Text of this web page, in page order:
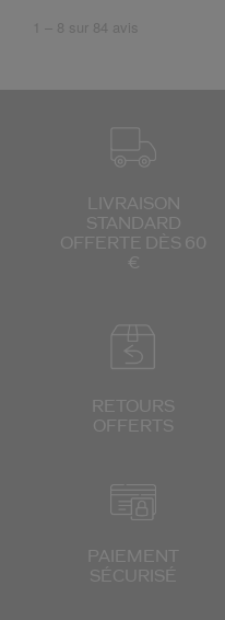
LIVRAISON
STANDARD
OFFERTE DÈS 60
€
RETOURS
OFFERTS
PAIEMENT
SÉCURISÉ